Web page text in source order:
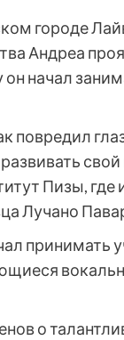
городе
Андреа
начал
повредил
Пизы, где
Лучано
принимать
о